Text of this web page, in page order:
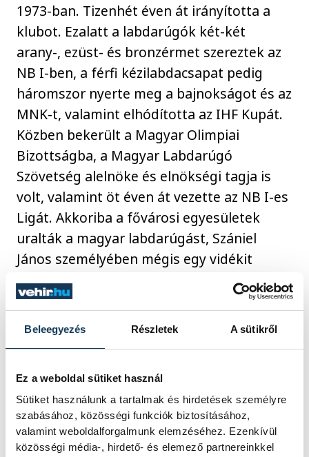
Beleegyezés Részletek A sütikről
Ez a weboldal sütiket használ
Sütiket használunk a tartalmak és hirdetések személyre
szabásához, közösségi funkciók biztosításához,
valamint weboldalforgalmunk elemzéséhez. Ezenkívül
közösségi média-, hirdető- és elemező partnereinkkel
1973-ban. Tizenhét éven át irányította a
klubot. Ezalatt a labdarúgók két-két
arany-, ezüst- és bronzérmet szereztek az
NB I-ben, a férfi kézilabdacsapat pedig
háromszor nyerte meg a bajnokságot és az
MNK-t, valamint elhódította az IHF Kupát.
Közben bekerült a Magyar Olimpiai
Bizottságba, a Magyar Labdarúgó
Szövetség alelnöke és elnökségi tagja is
volt, valamint öt éven át vezette az NB I-es
Ligát. Akkoriba a fővárosi egyesületek
uralták a magyar labdarúgást, Szániel
János személyében mégis egy vidékit
választottak elnöknek az NB I-es csapatok,
mert korrekt, mindig a megegyezést
kereső, profi szemléletű sportvezető volt,
akinek az adott szava felért egy
Szániel János munkáját Pro Urbe-díjjal
ismerték el Győrben. Édesanyjához
rendszeresen visszajárt szülővárosába.